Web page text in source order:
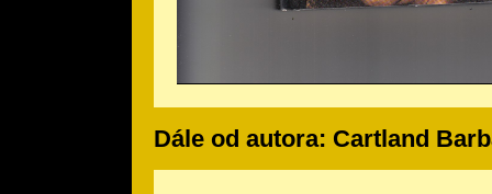
Dále od autora: Cartland